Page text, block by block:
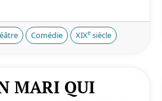
Comédie XIXesiècle
MARI QUI